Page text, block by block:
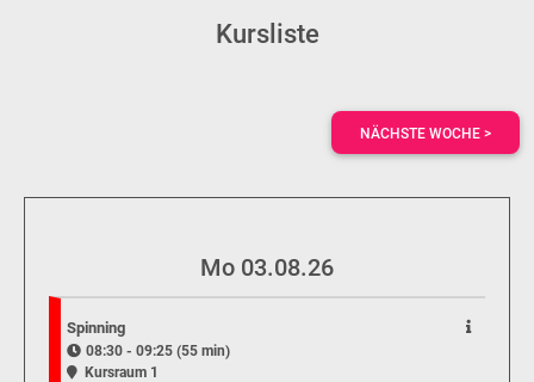
Kursliste
NÄCHSTE WOCHE >
Mo 03.08.26
Spinning
08:30 - 09:25 (55 min)
Kursraum 1